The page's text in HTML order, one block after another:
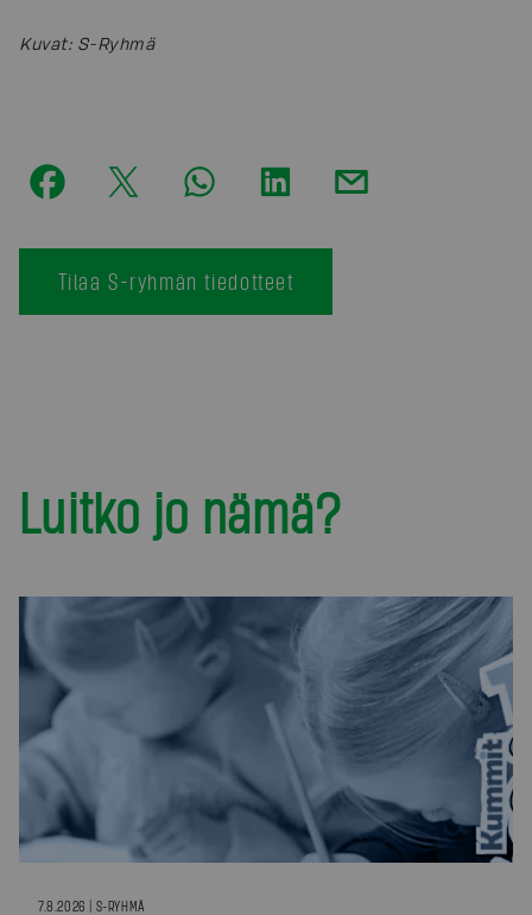
Kuvat: S-Ryhmä
Tilaa S-ryhmän tiedotteet
Luitko jo nämä?
7.8.2026 | S-RYHMÄ